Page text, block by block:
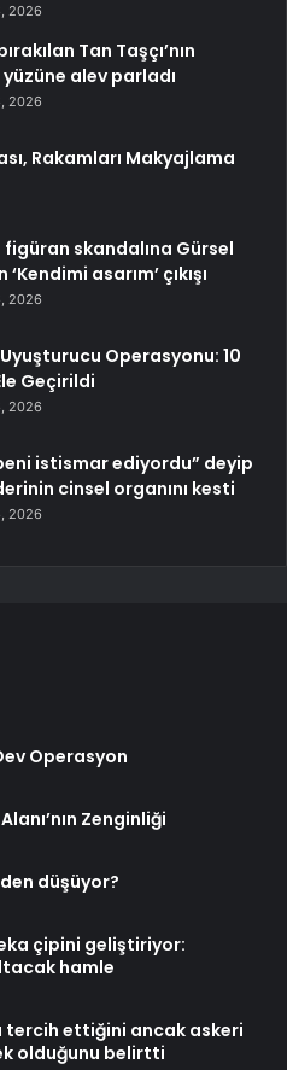
2026
Tan Taşçı’nın
alev parladı
2026
Rakamları Makyajlama
figüran skandalına Gürsel
‘Kendimi asarım’ çıkışı
2026
Operasyonu: 10
Geçirildi
2026
beni istismar ediyordu” deyip
cinsel organını kesti
2026
Operasyon
Zenginliği
düşüyor?
çipini geliştiriyor:
hamle
tercih ettiğini ancak askeri
olduğunu belirtti